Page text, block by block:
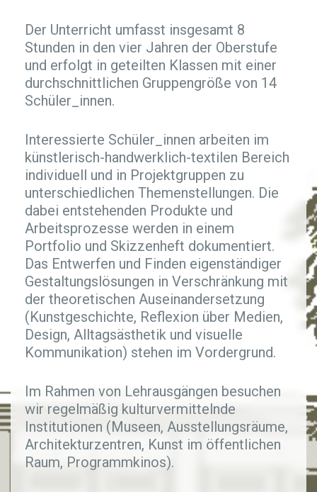
Der Unterricht umfasst insgesamt 8
Stunden in den vier Jahren der Oberstufe
und erfolgt in geteilten Klassen mit einer
durchschnittlichen Gruppengröße von 14
Schüler_innen.
Interessierte Schüler_innen arbeiten im
künstlerisch-handwerklich-textilen Bereich
individuell und in Projektgruppen zu
unterschiedlichen Themenstellungen. Die
dabei entstehenden Produkte und
Arbeitsprozesse werden in einem
Portfolio und Skizzenheft dokumentiert.
Das Entwerfen und Finden eigenständiger
Gestaltungslösungen in Verschränkung mit
der theoretischen Auseinandersetzung
(Kunstgeschichte, Reflexion über Medien,
Design, Alltagsästhetik und visuelle
Kommunikation) stehen im Vordergrund.
Im Rahmen von Lehrausgängen besuchen
wir regelmäßig kulturvermittelnde
Institutionen (Museen, Ausstellungsräume,
Architekturzentren, Kunst im öffentlichen
Raum, Programmkinos).